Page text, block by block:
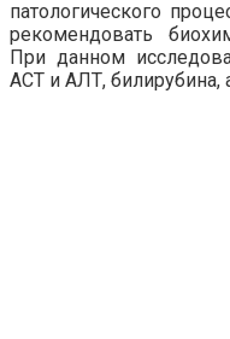
патологического
рекомендовать
При данном
АСТ и АЛТ,